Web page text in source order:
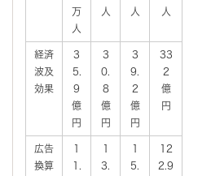
万
人
人
人
人
経済
波及
効果
3
5.
9
億
円
3
0.
8
億
円
3
9.
2
億
円
33
2
億
円
広告
換算
1
1.
1
3.
1
5.
12
2.9